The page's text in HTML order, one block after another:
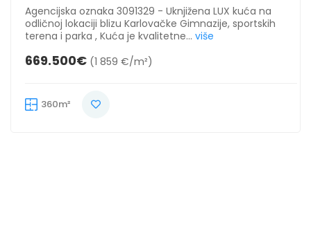
Agencijska oznaka 3091329 - Uknjižena LUX kuća na
odličnoj lokaciji blizu Karlovačke Gimnazije, sportskih
terena i parka , Kuća je kvalitetne... više
669.500€ (1 859 €/m²)
360m²